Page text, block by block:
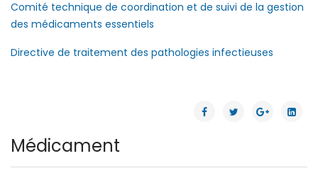
Comité technique de coordination et de suivi de la gestion
des médicaments essentiels
Directive de traitement des pathologies infectieuses
Médicament